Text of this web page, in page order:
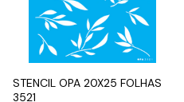
STENCIL OPA 20X25 FOLHAS
3521